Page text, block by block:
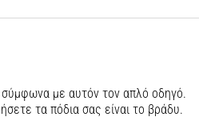
με αυτόν τον απλό οδηγό.
τα πόδια σας είναι το βράδυ.